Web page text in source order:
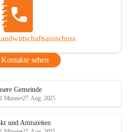
sehen
Gemeinde
Minute•27. Aug. 2025
und Amtszeiten